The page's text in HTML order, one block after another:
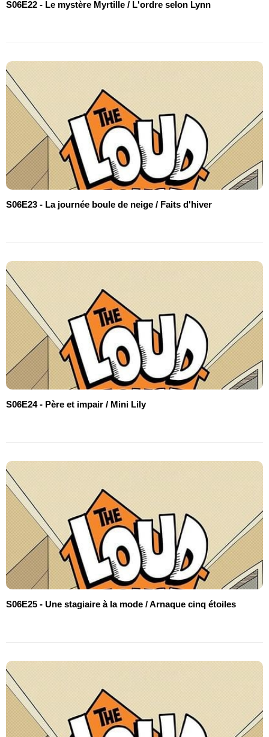
S06E22 - Le mystère Myrtille / L'ordre selon Lynn
S06E23 - La journée boule de neige / Faits d'hiver
S06E24 - Père et impair / Mini Lily
S06E25 - Une stagiaire à la mode / Arnaque cinq étoiles